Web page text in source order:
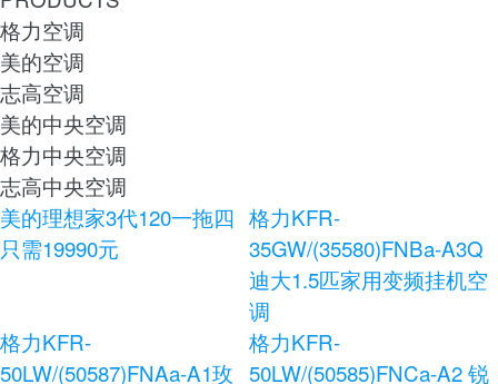
格力空调
美的空调
志高空调
美的中央空调
格力中央空调
志高中央空调
美的理想家3代120一拖四
只需19990元
格力KFR-
35GW/(35580)FNBa-A3Q
迪大1.5匹家用变频挂机空
调
格力KFR-
50LW/(50587)FNAa-A1玫
格力KFR-
50LW/(50585)FNCa-A2 锐